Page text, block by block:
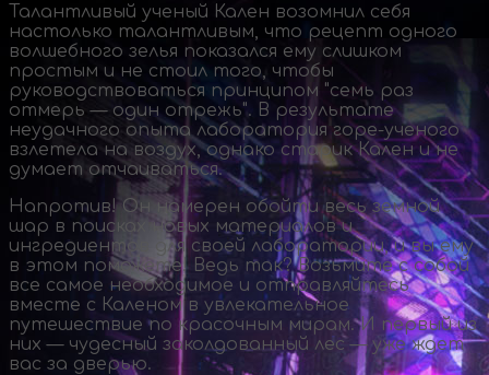
Талантливый ученый Кален возомнил себя
настолько талантливым, что рецепт одного
волшебного зелья показался ему слишком
простым и не стоил того, чтобы
руководствоваться принципом "семь раз
отмерь — один отрежь". В результате
неудачного опыта лаборатория горе-ученого
взлетела на воздух, однако старик Кален и не
думает отчаиваться.
Напротив! Он намерен обойти весь земной
шар в поисках новых материалов и
ингредиентов для своей лаборатории, и вы ему
в этом поможете! Ведь так? Возьмите с собой
все самое необходимое и отправляйтесь
вместе с Каленом в увлекательное
путешествие по красочным мирам. И первый из
них — чудесный заколдованный лес — уже ждет
вас за дверью.